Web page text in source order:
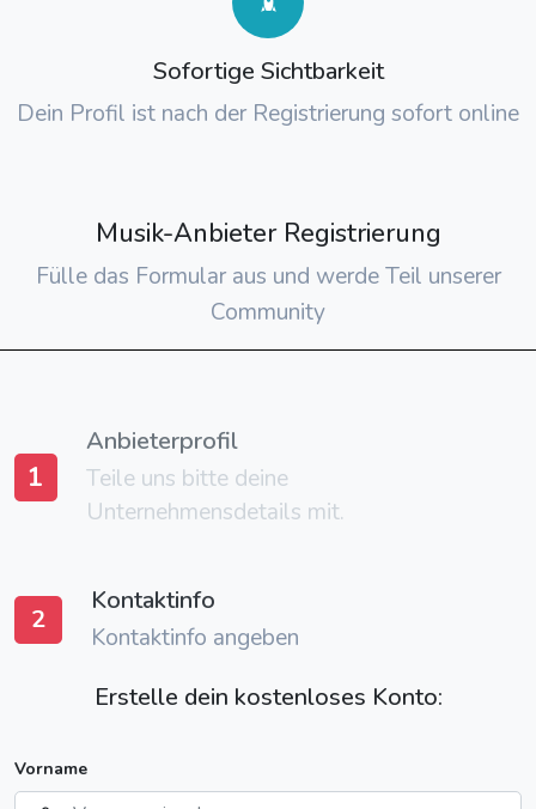
Sofortige Sichtbarkeit
Dein Profil ist nach der Registrierung sofort online
Musik-Anbieter Registrierung
Fülle das Formular aus und werde Teil unserer
Community
1
Anbieterprofil
Teile uns bitte deine
Unternehmensdetails mit.
2
Kontaktinfo
Kontaktinfo angeben
Erstelle dein kostenloses Konto:
Vorname